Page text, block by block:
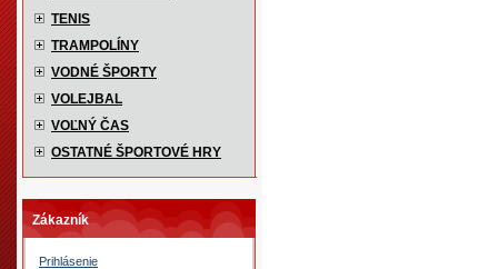
TENIS
TRAMPOLÍNY
VODNÉ ŠPORTY
VOLEJBAL
VOĽNÝ ČAS
OSTATNÉ ŠPORTOVÉ HRY
Zákazník
Prihlásenie